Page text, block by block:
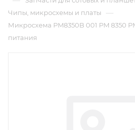
Чипы, микросхемы и платы —
Микросхема PM8350B 001 PM 8350
питания